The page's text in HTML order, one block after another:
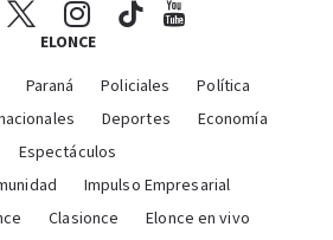
ELONCE
Paraná Policiales
Política
Deportes
Economía
Espectáculos
Impulso Empresarial
Clasionce Elonce en vivo